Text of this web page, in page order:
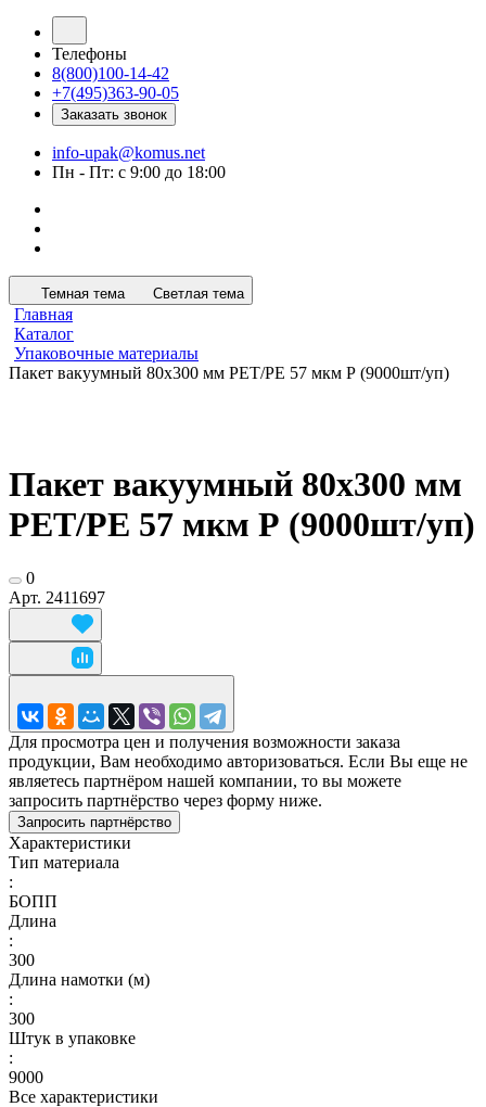
Телефоны
8(800)100-14-42
+7(495)363-90-05
Заказать звонок
info-upak@komus.net
Пн - Пт: с 9:00 до 18:00
Темная тема Светлая тема
Главная
Каталог
Упаковочные материалы
Пакет вакуумный 80x300 мм РЕТ/РЕ 57 мкм Р (9000шт/уп)
Пакет вакуумный 80x300 мм
РЕТ/РЕ 57 мкм Р (9000шт/уп)
0
Арт. 2411697
Для просмотра цен и получения возможности заказа
продукции, Вам необходимо авторизоваться. Если Вы еще не
являетесь партнёром нашей компании, то вы можете
запросить партнёрство через форму ниже.
Запросить партнёрство
Характеристики
Тип материала
:
БОПП
Длина
:
300
Длина намотки (м)
:
300
Штук в упаковке
:
9000
Все характеристики